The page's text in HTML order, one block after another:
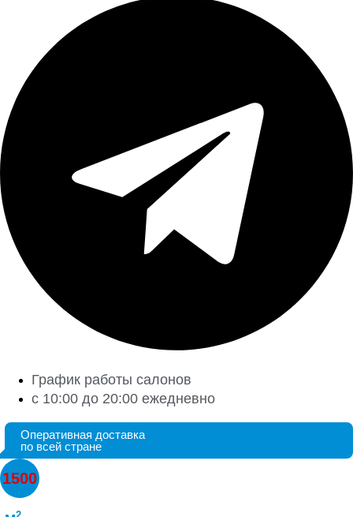
График работы салонов
с 10:00 до 20:00 ежедневно
Оперативная доставка
по всей стране
1500